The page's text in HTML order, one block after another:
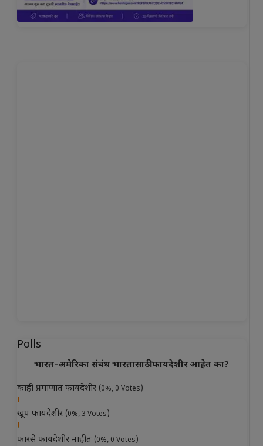
Polls
भारत–अमेरिका संबंध भारतासाठी फायदेशीर आहेत का?
काही प्रमाणात फायदेशीर (0%, 0 Votes)
खूप फायदेशीर (0%, 3 Votes)
फारसे फायदेशीर नाहीत (0%, 0 Votes)